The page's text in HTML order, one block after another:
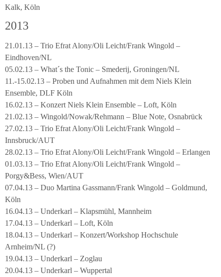
Kalk, Köln
2013
21.01.13 – Trio Efrat Alony/Oli Leicht/Frank Wingold –
Eindhoven/NL
05.02.13 – What´s the Tonic – Smederij, Groningen/NL
11.-15.02.13 – Proben und Aufnahmen mit dem Niels Klein
Ensemble, DLF Köln
16.02.13 – Konzert Niels Klein Ensemble – Loft, Köln
21.02.13 – Wingold/Nowak/Rehmann – Blue Note, Osnabrück
27.02.13 – Trio Efrat Alony/Oli Leicht/Frank Wingold –
Innsbruck/AUT
28.02.13 – Trio Efrat Alony/Oli Leicht/Frank Wingold – Erlangen
01.03.13 – Trio Efrat Alony/Oli Leicht/Frank Wingold –
Porgy&Bess, Wien/AUT
07.04.13 – Duo Martina Gassmann/Frank Wingold – Goldmund,
Köln
16.04.13 – Underkarl – Klapsmühl, Mannheim
17.04.13 – Underkarl – Loft, Köln
18.04.13 – Underkarl – Konzert/Workshop Hochschule
Arnheim/NL (?)
19.04.13 – Underkarl – Zoglau
20.04.13 – Underkarl – Wuppertal